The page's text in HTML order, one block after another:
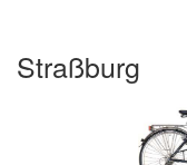
Straßburg